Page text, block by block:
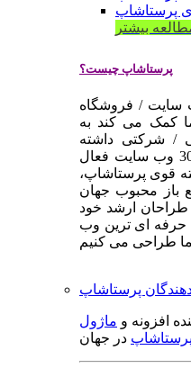
پرستاشاپ
بیشتر
پرستاشاپ چیست؟
سایت / فروشگاه
کمک می کند به
شرکتی داشته
باشید. در حال حاضر بیش از 300000 وب سایت فعال
قوی پرستاشاپ،
باز محبوب جهان
طراحان ارشد خود
حرفه ای ترین وب
پرستاشاپ
افزونه و ماژول
در جهان